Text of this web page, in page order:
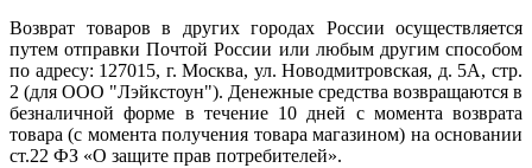
Возврат товаров в других городах России осуществляется
путем отправки Почтой России или любым другим способом
по адресу: 127015, г. Москва, ул. Новодмитровская, д. 5А, стр.
2 (для ООО "Лэйкстоун"). Денежные средства возвращаются в
безналичной форме в течение 10 дней с момента возврата
товара (с момента получения товара магазином) на основании
ст.22 ФЗ «О защите прав потребителей».